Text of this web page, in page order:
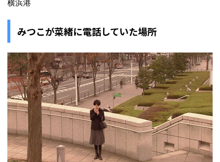
横浜港
みつこが菜緒に電話していた場所